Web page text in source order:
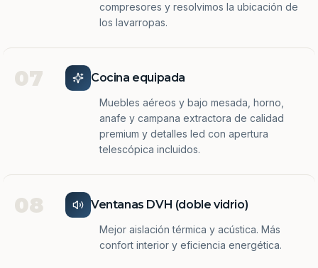
compresores y resolvimos la ubicación de
los lavarropas.
07 Cocina equipada
Muebles aéreos y bajo mesada, horno,
anafe y campana extractora de calidad
premium y detalles led con apertura
telescópica incluidos.
08 Ventanas DVH (doble vidrio)
Mejor aislación térmica y acústica. Más
confort interior y eficiencia energética.